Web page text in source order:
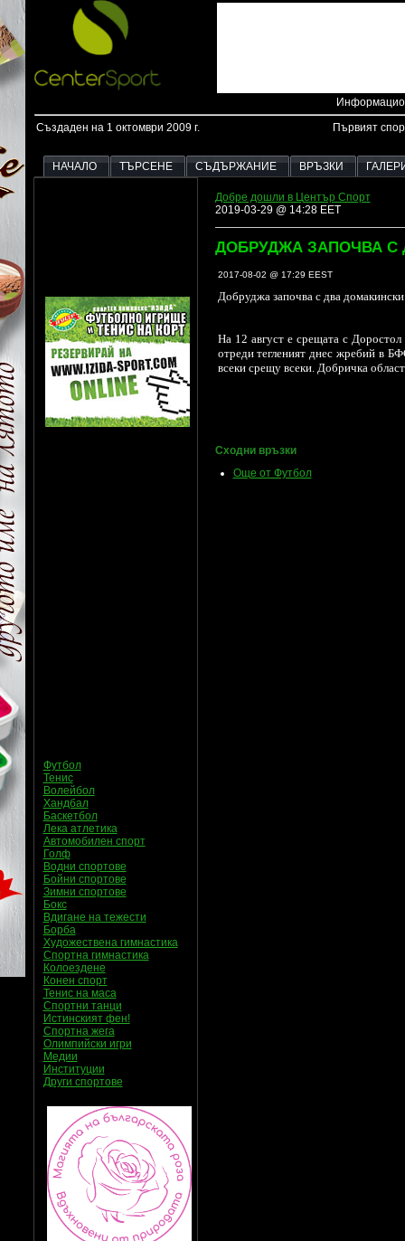
Създаден на 1 октомври 2009 г. Първият
НАЧАЛО ТЪРСЕНЕ СЪДЪРЖАНИЕ ВРЪЗКИ
Добре дошли в Център Спорт
2019-03-29 @ 14:28 EET
ДОБРУДЖА ЗАПОЧВА С
2017-08-02 @ 17:29 EEST
Добруджа започва с два
На 12 август е срещата с Доростол
отреди тегленият днес жребий в
всеки срещу всеки. Добричка
Сходни връзки
Още от Футбол
Футбол
Тенис
Волейбол
Хандбал
Баскетбол
Лека атлетика
Автомобилен спорт
Голф
Водни спортове
Бойни спортове
Зимни спортове
Бокс
Вдигане на тежести
Борба
Художествена гимнастика
Спортна гимнастика
Колоездене
Конен спорт
Тенис на маса
Спортни танци
Истинският фен!
Спортна жега
Олимпийски игри
Медии
Институции
Други спортове